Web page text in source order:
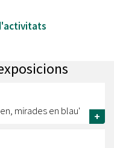
mirades en blau'
+